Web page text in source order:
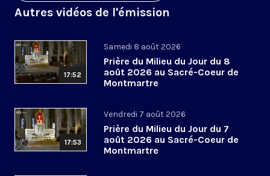
Autres vidéos de l'émission
17:52
Samedi 8 août 2026
Prière du Milieu du Jour du 8
août 2026 au Sacré-Coeur de
Montmartre
17:53
Vendredi 7 août 2026
Prière du Milieu du Jour du 7
août 2026 au Sacré-Coeur de
Montmartre